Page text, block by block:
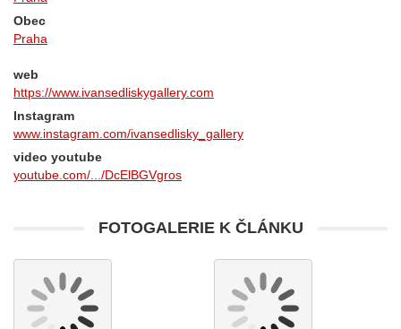
Obec
Praha
web
https://www.ivansedliskygallery.com
Instagram
www.instagram.com/ivansedlisky_gallery
video youtube
youtube.com/.../DcElBGVgros
FOTOGALERIE K ČLÁNKU